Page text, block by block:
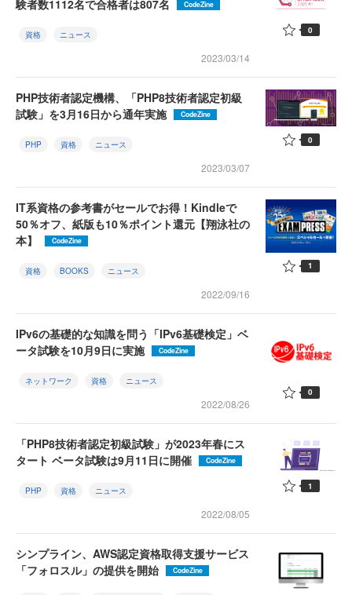
験者数1112名で合格者は807名
CodeZine
資格 ニュース
2023/03/14
0
PHP技術者認定機構、「PHP8技術者認定初級
試験」を3月16日から通年実施
CodeZine
PHP 資格 ニュース
2023/03/07
0
IT系資格の参考書がセールでお得！Kindleで
50％オフ、紙版も10％ポイント還元【翔泳社の
本】
CodeZine
資格 BOOKS ニュース
2022/09/16
1
IPv6の基礎的な知識を問う「IPv6基礎検定」ベ
ータ試験を10月9日に実施
CodeZine
ネットワーク 資格 ニュース
2022/08/26
0
「PHP8技術者認定初級試験」が2023年春にス
タート ベータ試験は9月11日に開催
CodeZine
PHP 資格 ニュース
2022/08/05
1
シンプライン、AWS認定資格取得支援サービス
「フォロスル」の提供を開始
CodeZine